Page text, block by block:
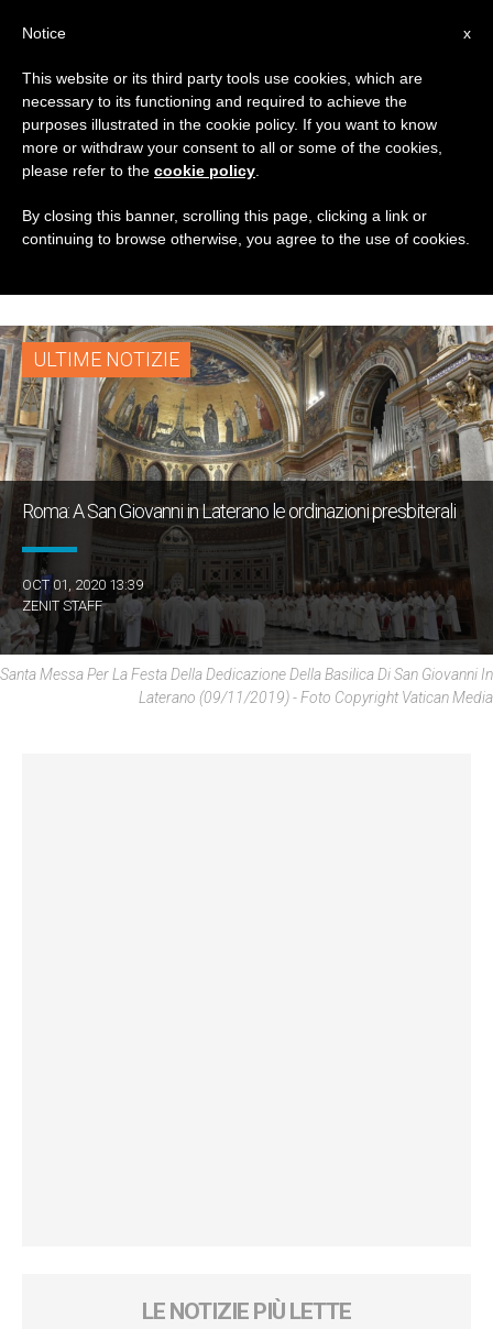
TAG
Posts Tagged
‘ordinazioni
Presbiterali’
ULTIME NOTIZIE
Roma: A San Giovanni in Laterano le ordinazioni presbiterali
OCT 01, 2020 13:39
ZENIT STAFF
Santa Messa Per La Festa Della Dedicazione Della Basilica Di San Giovanni In
Laterano (09/11/2019) - Foto Copyright Vatican Media
LE NOTIZIE PIÙ LETTE
x
Notice
This website or its third party tools use cookies, which are
necessary to its functioning and required to achieve the
purposes illustrated in the cookie policy. If you want to know
more or withdraw your consent to all or some of the cookies,
please refer to the cookie policy
By closing this banner, scrolling this page, clicking a link or
continuing to browse otherwise, you agree to the use of cookies.